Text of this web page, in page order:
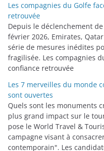
Les compagnies du Golfe
retrouvée
Depuis le déclenchement
février 2026, Emirates,
série de mesures inédites
fragilisée. Les compagnies
confiance retrouvée
Les 7 merveilles du monde
sont ouvertes
Quels sont les monuments
plus grand impact sur le
pose le World Travel &
campagne visant à
contemporain". Les